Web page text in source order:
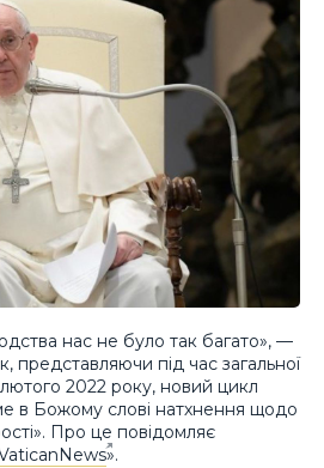
нас не було так багато», —
представляючи під час загальної
лютого 2022 року, новий цикл
в Божому слові натхнення щодо
Про це повідомляє
».